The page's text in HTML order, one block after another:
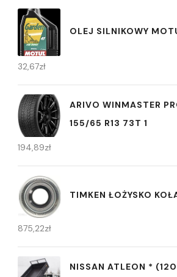
OLEJ SILNIKOWY
32,67zł
ARIVO WINMASTER
155/65 R13 73T 1
194,89zł
TIMKEN ŁOŻYSKO
875,22zł
NISSAN ATLEON *